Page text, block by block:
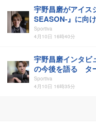
宇野昌磨がアイス
SEASON-』に向
のアイスダンスへ
Sportiva
4月10日 16時40分
宇野昌磨インタ
の今後を語る タ
Sportiva
4月10日 16時35分